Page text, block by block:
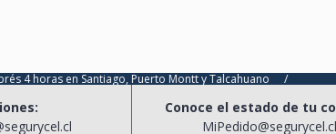
Santiago, Puerto Montt y Talcahuano /
Conoce el estado de tu
MiPedido@segurycel.cl